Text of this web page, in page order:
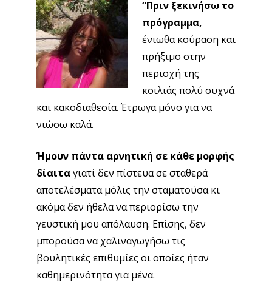
“Πριν ξεκινήσω το
πρόγραμμα,
ένιωθα κούραση και
πρήξιμο στην
περιοχή της
κοιλιάς πολύ συχνά
και κακοδιαθεσία. Έτρωγα μόνο για να
νιώσω καλά.
Ήμουν πάντα αρνητική σε κάθε μορφής
δίαιταγιατί δεν πίστευα σε σταθερά
αποτελέσματα μόλις την σταματούσα κι
ακόμα δεν ήθελα να περιορίσω την
γευστική μου απόλαυση. Επίσης, δεν
μπορούσα να χαλιναγωγήσω τις
βουλητικές επιθυμίες οι οποίες ήταν
καθημερινότητα για μένα.